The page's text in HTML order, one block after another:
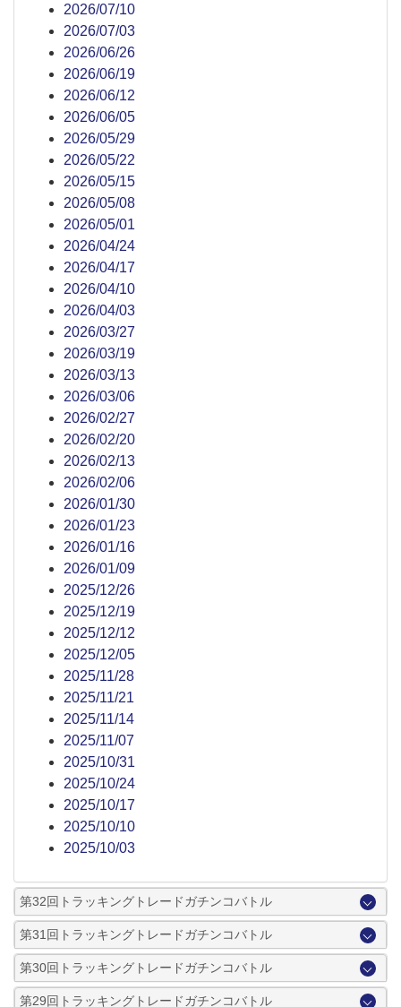
2026/07/10
2026/07/03
2026/06/26
2026/06/19
2026/06/12
2026/06/05
2026/05/29
2026/05/22
2026/05/15
2026/05/08
2026/05/01
2026/04/24
2026/04/17
2026/04/10
2026/04/03
2026/03/27
2026/03/19
2026/03/13
2026/03/06
2026/02/27
2026/02/20
2026/02/13
2026/02/06
2026/01/30
2026/01/23
2026/01/16
2026/01/09
2025/12/26
2025/12/19
2025/12/12
2025/12/05
2025/11/28
2025/11/21
2025/11/14
2025/11/07
2025/10/31
2025/10/24
2025/10/17
2025/10/10
2025/10/03
第32回トラッキングトレードガチンコバトル
第31回トラッキングトレードガチンコバトル
第30回トラッキングトレードガチンコバトル
第29回トラッキングトレードガチンコバトル